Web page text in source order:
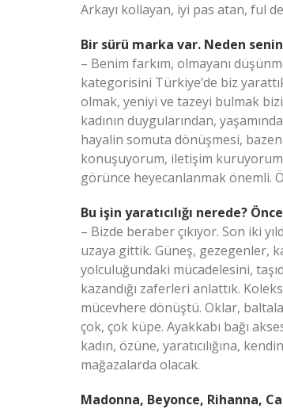
Arkayı kollayan, iyi pas atan, ful
Bir sürü marka var. Neden
– Benim farkım, olmayanı
kategorisini Türkiye’de biz
olmak, yeniyi ve tazeyi bulmak
kadının duygularından,
hayalin somuta dönüşmesi,
konuşuyorum, iletişim
görünce heyecanlanmak önemli.
Bu işin yaratıcılığı nerede?
– Bizde beraber çıkıyor. Son iki
uzaya gittik. Güneş, gezegenler,
yolculuğundaki mücadelesini,
kazandığı zaferleri anlattık.
mücevhere dönüştü. Oklar,
çok, çok küpe. Ayakkabı bağı
kadın, özüne, yaratıcılığına,
mağazalarda olacak.
Madonna, Beyonce, Rihanna,